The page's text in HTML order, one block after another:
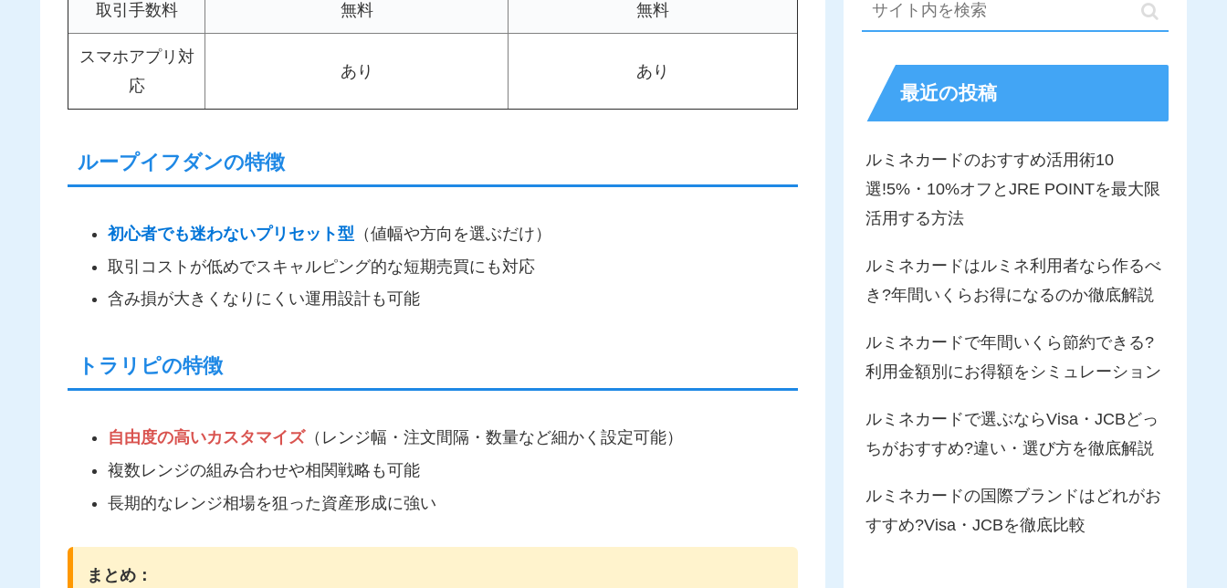
取引手数料 無料 無料
スマホアプリ対
応
あり あり
ループイフダンの特徴
初心者でも迷わないプリセット型 （値幅や方向を選ぶだけ）
取引コストが低めでスキャルピング的な短期売買にも対応
含み損が大きくなりにくい運用設計も可能
トラリピの特徴
自由度の高いカスタマイズ（レンジ幅・注文間隔・数量など細かく設定可能）
複数レンジの組み合わせや相関戦略も可能
長期的なレンジ相場を狙った資産形成に強い
まとめ：
最近の投稿
ルミネカードのおすすめ活用術10
選!5%・10%オフとJRE POINTを最大限
活用する方法
ルミネカードはルミネ利用者なら作るべ
き?年間いくらお得になるのか徹底解説
ルミネカードで年間いくら節約できる?
利用金額別にお得額をシミュレーション
ルミネカードで選ぶならVisa・JCBどっ
ちがおすすめ?違い・選び方を徹底解説
ルミネカードの国際ブランドはどれがお
すすめ?Visa・JCBを徹底比較